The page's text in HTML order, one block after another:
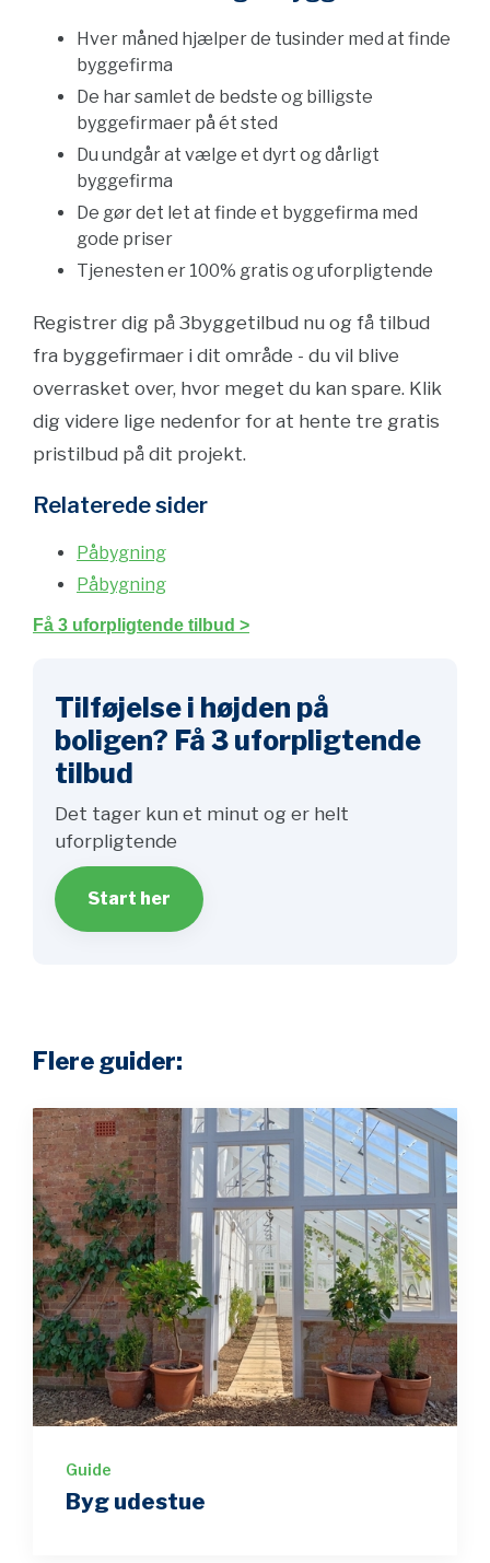
Hver måned hjælper de tusinder med at finde
byggefirma
De har samlet de bedste og billigste
byggefirmaer på ét sted
Du undgår at vælge et dyrt og dårligt
byggefirma
De gør det let at finde et byggefirma med
gode priser
Tjenesten er 100% gratis og uforpligtende
Registrer dig på 3byggetilbud nu og få tilbud
fra byggefirmaer i dit område - du vil blive
overrasket over, hvor meget du kan spare. Klik
dig videre lige nedenfor for at hente tre gratis
pristilbud på dit projekt.
Relaterede sider
Påbygning
Påbygning
Få 3 uforpligtende tilbud >
Tilføjelse i højden på
boligen? Få 3 uforpligtende
tilbud
Det tager kun et minut og er helt
uforpligtende
Start her
Flere guider:
Guide
Byg udestue